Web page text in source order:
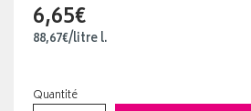
6,65€
88,67€/litrel.
Quantité